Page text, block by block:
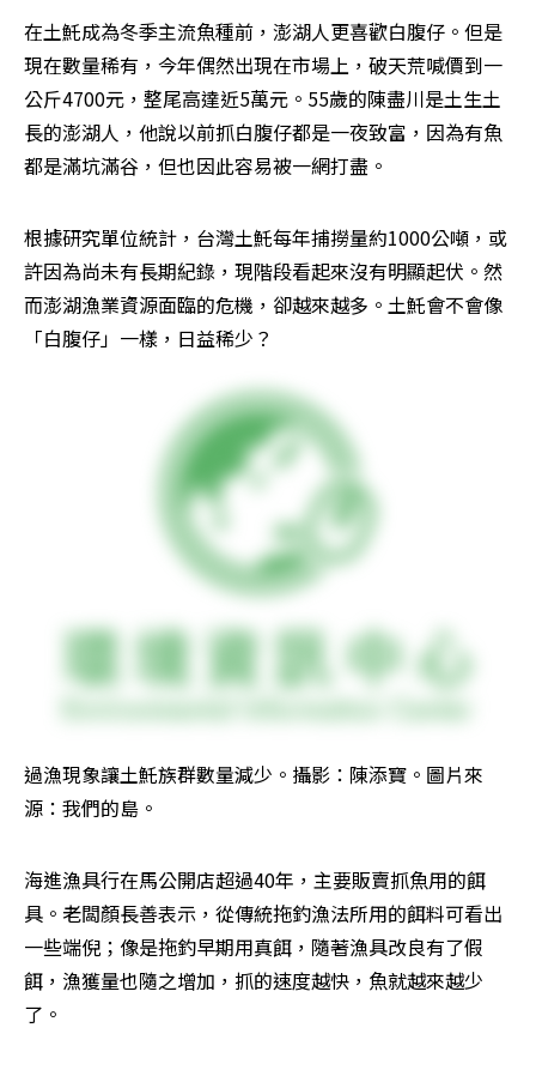
在土魠成為冬季主流魚種前，澎湖人更喜歡白腹仔。但是
現在數量稀有，今年偶然出現在市場上，破天荒喊價到一
公斤4700元，整尾高達近5萬元。55歲的陳盡川是土生土
長的澎湖人，他說以前抓白腹仔都是一夜致富，因為有魚
都是滿坑滿谷，但也因此容易被一網打盡。
根據研究單位統計，台灣土魠每年捕撈量約1000公噸，或
許因為尚未有長期紀錄，現階段看起來沒有明顯起伏。然
而澎湖漁業資源面臨的危機，卻越來越多。土魠會不會像
「白腹仔」一樣，日益稀少？
過漁現象讓土魠族群數量減少。攝影：陳添寶。圖片來
源：我們的島。
海進漁具行在馬公開店超過40年，主要販賣抓魚用的餌
具。老闆顏長善表示，從傳統拖釣漁法所用的餌料可看出
一些端倪；像是拖釣早期用真餌，隨著漁具改良有了假
餌，漁獲量也隨之增加，抓的速度越快，魚就越來越少
了。